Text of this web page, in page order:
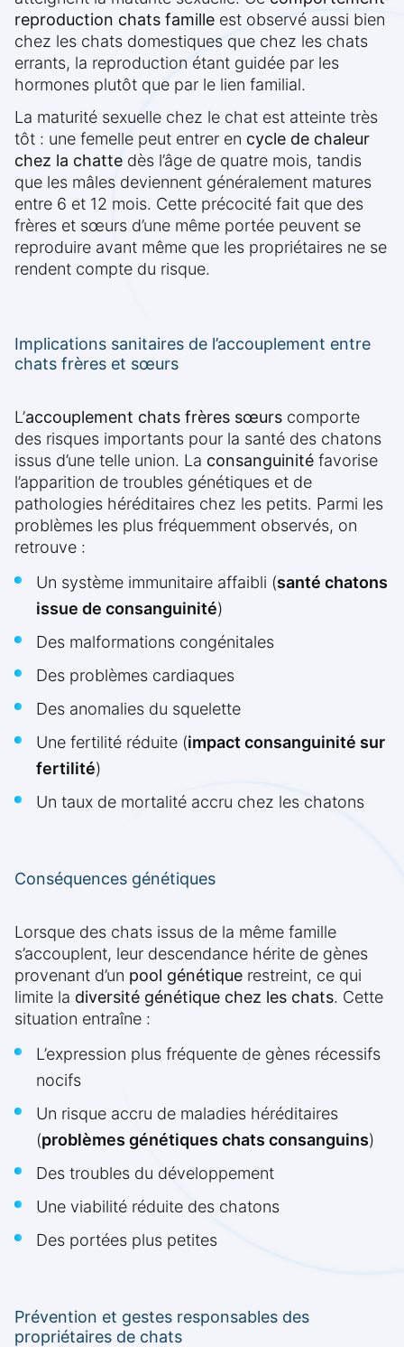
reproduction chats famille est observé aussi bien
chez les chats domestiques que chez les chats
errants, la reproduction étant guidée par les
hormones plutôt que par le lien familial.
La maturité sexuelle chez le chat est atteinte très
tôt : une femelle peut entrer en cycle de chaleur
chez la chatte dès l’âge de quatre mois, tandis
que les mâles deviennent généralement matures
entre 6 et 12 mois. Cette précocité fait que des
frères et sœurs d’une même portée peuvent se
reproduire avant même que les propriétaires ne se
rendent compte du risque.
Implications sanitaires de l’accouplement entre
chats frères et sœurs
L’accouplement chats frères sœurs comporte
des risques importants pour la santé des chatons
issus d’une telle union. La consanguinité favorise
l’apparition de troubles génétiques et de
pathologies héréditaires chez les petits. Parmi les
problèmes les plus fréquemment observés, on
retrouve :
Un système immunitaire affaibli (santé chatons
issue de consanguinité)
Des malformations congénitales
Des problèmes cardiaques
Des anomalies du squelette
Une fertilité réduite (impact consanguinité sur
fertilité)
Un taux de mortalité accru chez les chatons
Conséquences génétiques
Lorsque des chats issus de la même famille
s’accouplent, leur descendance hérite de gènes
provenant d’un pool génétique restreint, ce qui
limite la diversité génétique chez les chats. Cette
situation entraîne :
L’expression plus fréquente de gènes récessifs
nocifs
Un risque accru de maladies héréditaires
(problèmes génétiques chats consanguins)
Des troubles du développement
Une viabilité réduite des chatons
Des portées plus petites
Prévention et gestes responsables des
propriétaires de chats